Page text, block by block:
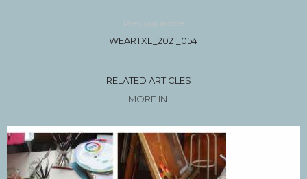
Previous article
WEARTXL_2021_054
RELATED ARTICLES
MORE IN